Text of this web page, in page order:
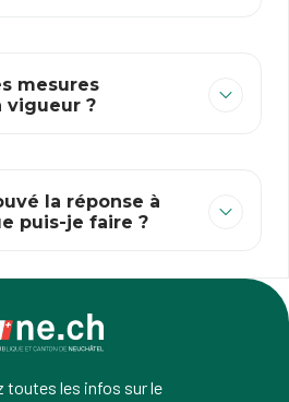
mesures
vigueur ?
la réponse à
puis-je faire ?
toutes les infos sur le